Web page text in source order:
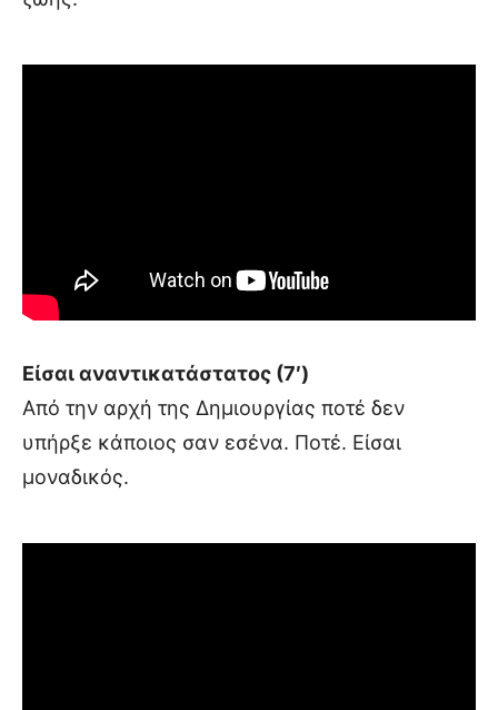
Είσαι αναντικατάστατος (7′)
Από την αρχή της Δημιουργίας ποτέ δεν
υπήρξε κάποιος σαν εσένα. Ποτέ. Είσαι
μοναδικός.